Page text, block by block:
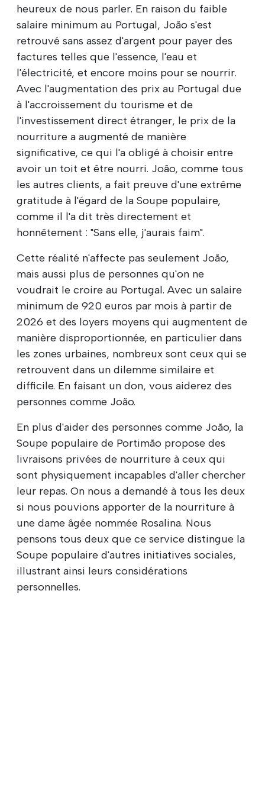
heureux de nous parler. En raison du faible
salaire minimum au Portugal, João s'est
retrouvé sans assez d'argent pour payer des
factures telles que l'essence, l'eau et
l'électricité, et encore moins pour se nourrir.
Avec l'augmentation des prix au Portugal due
à l'accroissement du tourisme et de
l'investissement direct étranger, le prix de la
nourriture a augmenté de manière
significative, ce qui l'a obligé à choisir entre
avoir un toit et être nourri. João, comme tous
les autres clients, a fait preuve d'une extrême
gratitude à l'égard de la Soupe populaire,
comme il l'a dit très directement et
honnêtement : "Sans elle, j'aurais faim".
Cette réalité n'affecte pas seulement João,
mais aussi plus de personnes qu'on ne
voudrait le croire au Portugal. Avec un salaire
minimum de 920 euros par mois à partir de
2026 et des loyers moyens qui augmentent de
manière disproportionnée, en particulier dans
les zones urbaines, nombreux sont ceux qui se
retrouvent dans un dilemme similaire et
difficile. En faisant un don, vous aiderez des
personnes comme João.
En plus d'aider des personnes comme João, la
Soupe populaire de Portimão propose des
livraisons privées de nourriture à ceux qui
sont physiquement incapables d'aller chercher
leur repas. On nous a demandé à tous les deux
si nous pouvions apporter de la nourriture à
une dame âgée nommée Rosalina. Nous
pensons tous deux que ce service distingue la
Soupe populaire d'autres initiatives sociales,
illustrant ainsi leurs considérations
personnelles.